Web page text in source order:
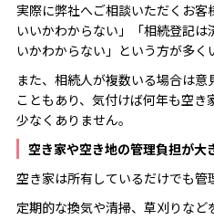
実際に弊社へご相談いただくお客
いいかわからない」「相続登記
いかわからない」という方が多く
また、相続人が複数いる場合は
こともあり、気付けば何年も空き
少なくありません。
空き家や空き地の管理負担が大
空き家は所有しているだけでも管
定期的な換気や清掃、草刈りな